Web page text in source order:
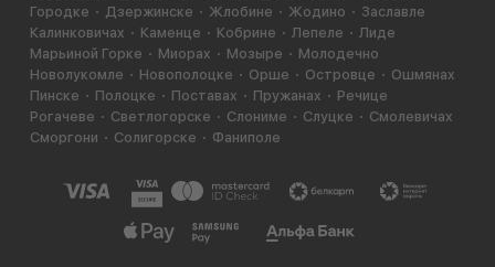
Городке
Дзержинске Жлобине Жодино
Заславле
Калинковичах
Каменце Кобрине Лепеле
Лиде
Марьиной Горке
Миорах Мозыре
Молодечно
Новолукомле
Новополоцке Орше Островце
Ошмянах
Пинске
Полоцке Поставах Пружанах
Речице
Рогачеве
Светлогорске Слониме Слуцке
Смолевичах
Сморгони
Солигорске Фаниполе